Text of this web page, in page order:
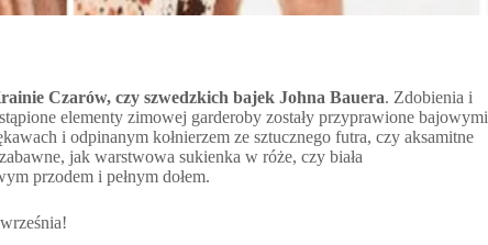
Czarów, czy szwedzkich bajek Johna Bauera. Zdobienia i
elementy zimowej garderoby zostały przyprawione bajowymi
i odpinanym kołnierzem ze sztucznego futra, czy aksamitne
jak warstwowa sukienka w róże, czy biała
przodem i pełnym dołem.